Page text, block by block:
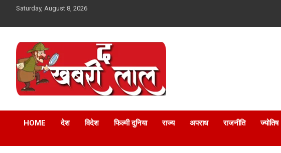
content
Saturday, August 8, 2026
The Khabri Laal
Online News Portal
HOME
देश विदेश फिल्मी दुनिया राज्य अपराध राजनीति ज्योतिष